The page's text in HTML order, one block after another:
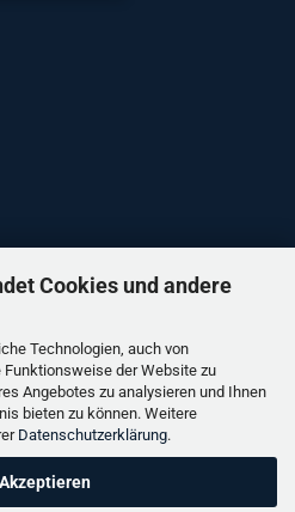
Cookies und andere
Technologien, auch von
der Website zu
Angebotes zu analysieren und Ihnen
bieten zu können. Weitere
Datenschutzerklärung.